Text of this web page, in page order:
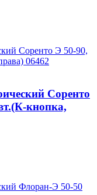
Соренто
кнопка,